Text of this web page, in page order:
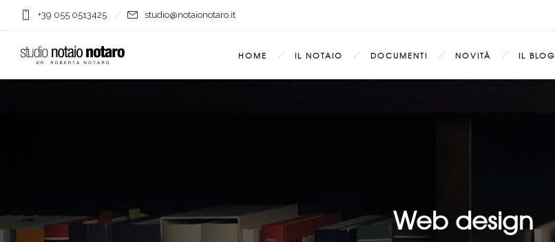
+39 055 0513425 studio@notaionotaro.it
HOME IL NOTAIO DOCUMENTI NOVITÀ IL BLOG
Web design